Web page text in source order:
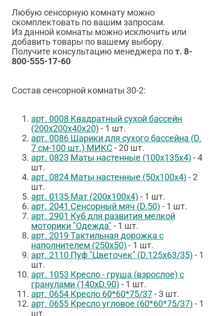
Любую сенсорную комнату можно
скомплектовать по вашим запросам.
Из данной комнаты можно исключить или
добавить товары по вашему выбору.
Получите консультацию менеджера пот. 8-
800-555-17-60
Состав сенсорной комнаты 30-2:
арт. 0008 Квадратный сухой бассейн
(200х200х40х20) - 1 шт.
арт. 0086 Шарики для сухого бассейна (D.
7 см-100 шт.) МИКС - 20 шт.
арт. 0823 Маты настенные (100х135х4) - 4
шт.
арт. 0824 Маты настенные (50х100х4) - 2
шт.
арт. 0135 Мат (200х100х4) - 1 шт.
арт. 2041 Сенсорный мяч (D.50) - 1 шт.
арт. 2901 Куб для развития мелкой
моторики "Одежда" - 1 шт.
арт. 2019 Тактильная дорожка с
наполнителем (250х50) - 1 шт.
арт. 2110 Пуф "Цветочек" (D.125х63/35) - 1
шт.
арт. 1053 Кресло - груша (взрослое) с
гранулами (140хD.90) - 1 шт.
арт. 0654 Кресло 60*60*75/37- 3 шт.
арт. 0655 Кресло угловое (60*60*75/37) - 1
шт.